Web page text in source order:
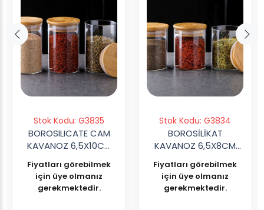
Stok Kodu: G3835
BOROSILICATE CAM
KAVANOZ 6,5X10CM
Fiyatları görebilmek
için üye olmanız
gerekmektedir.
Stok Kodu: G3834
BOROSİLİKAT
KAVANOZ 6,5X8CM
Fiyatları görebilmek
için üye olmanız
gerekmektedir.